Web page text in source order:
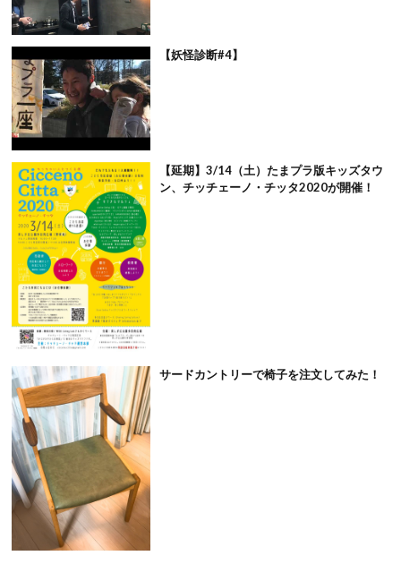
【妖怪診断#4】
【延期】3/14（土）たまプラ版キッズタウ
ン、チッチェーノ・チッタ2020が開催！
サードカントリーで椅子を注文してみた！